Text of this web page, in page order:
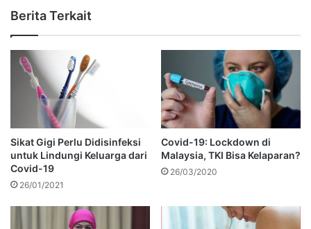
Berita Terkait
Sikat Gigi Perlu Didisinfeksi
untuk Lindungi Keluarga dari
Covid-19
26/01/2021
Covid-19: Lockdown di
Malaysia, TKI Bisa Kelaparan?
26/03/2020